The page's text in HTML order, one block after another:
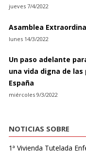
jueves 7/4/2022
Asamblea
lunes 14/3/2022
Un paso adelante
una vida digna de
España
miércoles 9/3/2022
NOTICIAS SOBRE
1ª Vivienda Tutelada